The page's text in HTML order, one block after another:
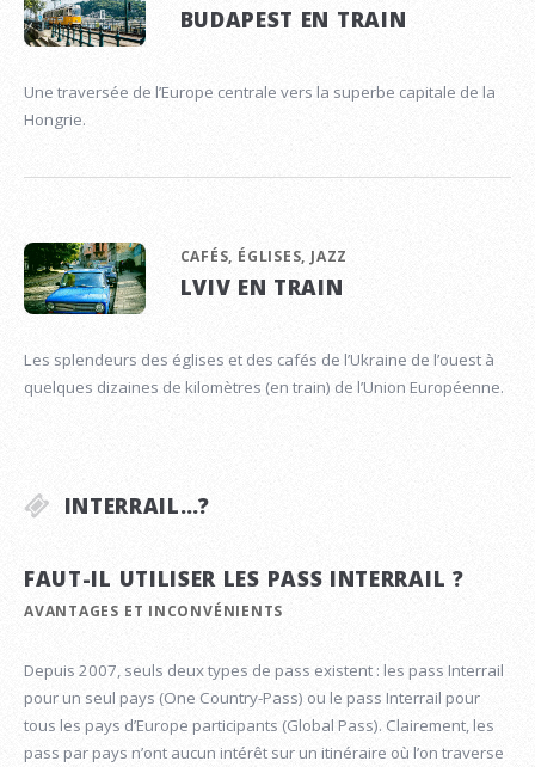
BUDAPEST EN TRAIN
Une traversée de l’Europe centrale vers la superbe capitale de la
Hongrie.
CAFÉS, ÉGLISES, JAZZ
LVIV EN TRAIN
Les splendeurs des églises et des cafés de l’Ukraine de l’ouest à
quelques dizaines de kilomètres (en train) de l’Union Européenne.
INTERRAIL…?
FAUT-IL UTILISER LES PASS INTERRAIL ?
AVANTAGES ET INCONVÉNIENTS
Depuis 2007, seuls deux types de pass existent : les pass Interrail
pour un seul pays (One Country-Pass) ou le pass Interrail pour
tous les pays d’Europe participants (Global Pass). Clairement, les
pass par pays n’ont aucun intérêt sur un itinéraire où l’on traverse